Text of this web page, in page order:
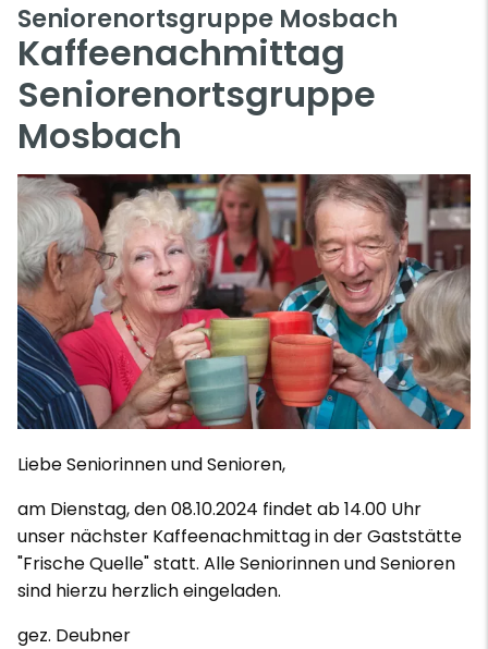
Seniorenortsgruppe Mosbach
Kaffeenachmittag
Seniorenortsgruppe
Mosbach
Liebe Seniorinnen und Senioren,
am Dienstag, den 08.10.2024 findet ab 14.00 Uhr
unser nächster Kaffeenachmittag in der Gaststätte
"Frische Quelle" statt. Alle Seniorinnen und Senioren
sind hierzu herzlich eingeladen.
gez. Deubner